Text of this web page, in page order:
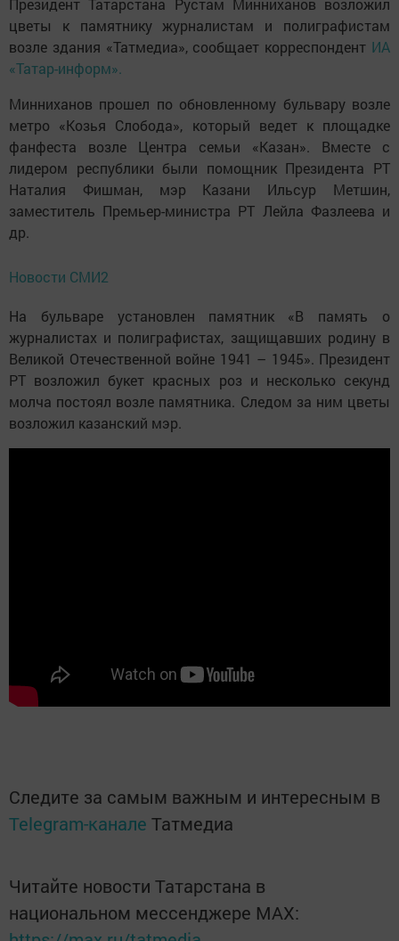
цветы к памятнику журналистам и полиграфистам
возле здания «Татмедиа», сообщает корреспондент ИА
«Татар-информ».
Минниханов прошел по обновленному бульвару возле
метро «Козья Слобода», который ведет к площадке
фанфеста возле Центра семьи «Казан». Вместе с
лидером республики были помощник Президента РТ
Наталия Фишман, мэр Казани Ильсур Метшин,
заместитель Премьер-министра РТ Лейла Фазлеева и
др.
Новости СМИ2
На бульваре установлен памятник «В память о
журналистах и полиграфистах, защищавших родину в
Великой Отечественной войне 1941 – 1945». Президент
РТ возложил букет красных роз и несколько секунд
молча постоял возле памятника. Следом за ним цветы
возложил казанский мэр.
Следите за самым важным и интересным в
Telegram-канале Татмедиа
Читайте новости Татарстана в
национальном мессенджере MАХ: